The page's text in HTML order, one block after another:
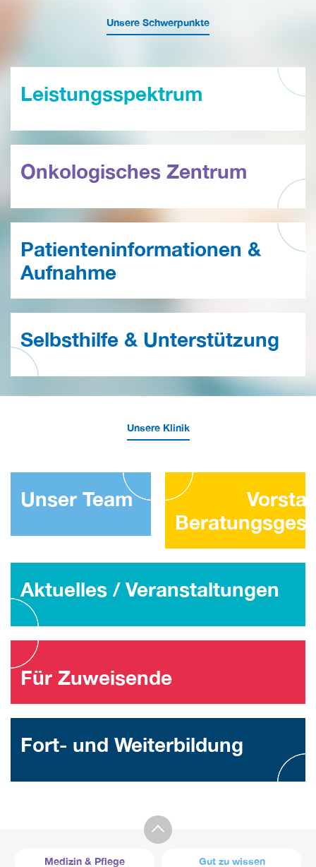
Unsere Schwerpunkte
Leistungsspektrum
Onkologisches Zentrum
Patienteninformationen &
Aufnahme
Selbsthilfe & Unterstützung
Unsere Klinik
Unser Team
Aktuelles / Veranstaltungen
Für Zuweisende
Fort- und Weiterbildung
Medizin & Pflege Gut zu wissen